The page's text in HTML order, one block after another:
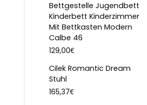
Bettgestelle Jugendbett
Kinderbett Kinderzimmer
Mit Bettkasten Modern
Calbe 46
129,00€
Cilek Romantic Dream
Stuhl
165,37€